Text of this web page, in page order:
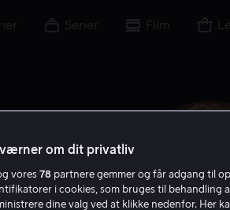
Serier Film
om dit privatliv
vores 78 partnere gemmer og får adgang til
i cookies, som bruges til behandling
dine valg ved at klikke nedenfor. Her